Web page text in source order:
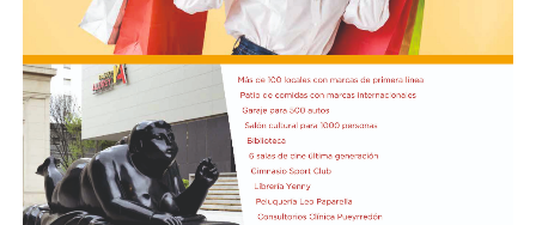
En tanto, el viernes 21 a las 17:30 se desarrollará “El
Cerebro Mágico: construyendo preguntas, respuestas y
circuitos”, a cargo de María Paula Algote. Se trata de un
taller práctico de arte, ciencia y tecnología en el que al
finalizar cada participante se lleva su propia creación
terminada. Es una actividad arancelada (incluye
materiales) destinada a niños a partir de los 6 años.